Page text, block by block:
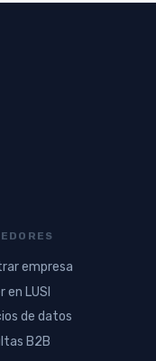
empresa
en LUSI
de datos
B2B